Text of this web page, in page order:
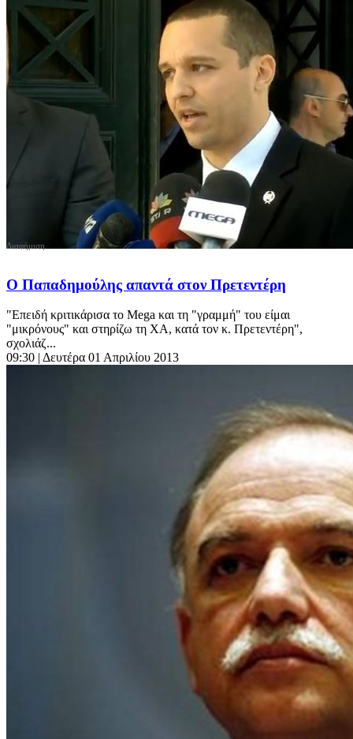
Ο Παπαδημούλης απαντά στον Πρετεντέρη
"Επειδή κριτικάρισα το Mega και τη "γραμμή" του είμαι
"μικρόνους" και στηρίζω τη ΧΑ, κατά τον κ. Πρετεντέρη",
σχολιάζ...
09:30 | Δευτέρα 01 Απριλίου 2013